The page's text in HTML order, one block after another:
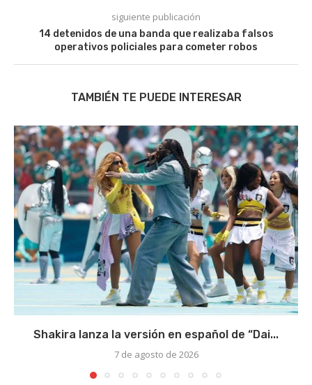
siguiente publicación
14 detenidos de una banda que realizaba falsos
operativos policiales para cometer robos
TAMBIÉN TE PUEDE INTERESAR
Shakira lanza la versión en español de “Dai...
7 de agosto de 2026